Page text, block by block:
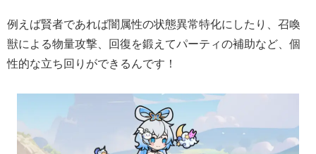
例えば賢者であれば闇属性の状態異常特化にしたり、召喚
獣による物量攻撃、回復を鍛えてパーティの補助など、個
性的な立ち回りができるんです！